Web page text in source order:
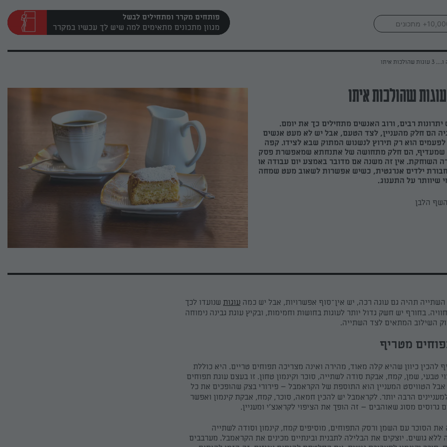
פותחים מקרר ומתחילים לבשל
שהולכות איתו
רבים, ורוב האנשים מתחילים כך את יומם.
הם חלק מהעניין, לצד הטעם, אבל יש לא מעט אנשים
הוא רק תירוץ לנשנוש המתוק שבא לצידו. קפה
שמעדיף, הם חלק מתחושה של אתנחתא שמאפשרת פסק
השוחקת. אין זה משנה אם מדובר באמצע יום עבודה או
ילדים אנרגטית, כשיש אפשרות לשאוב מעט שמחה
שיוותר על התענוג.
הלבן
תהיה גם עוגה רכה, יש אין־סוף אפשרויות, אבל יש כמה עוגות שנועדו לכך
בחורף יש חשק גדול יותר לעוגות בחושות וחמימות, ובקיץ עוגת גבינה נימוחה
השילוב המתאים לצד השתייה.
מטריף
להכין כיוון שהיא קלה מאוד, מהירה ואינה מצריכה תפוחים טריים. היא כוללת
טבעי, שמן, קמח, אבקת סודה לשתייה, סוכר וקינמון טחון. זו בעצם עוגת תפוחים
הטוויסט המעניין הוא התוספת של הקראמבל – פירורי בצק שהופכים את כל
הרבה יותר. לקראמבל יש להכין חמאה, סוכר, קמח, אבקת קינמון ואפשר
ם גרוסים מסוג שאוהבים – זה הופך את הציפוי לקראנצ'י ומעניין.
את הסוכר עם השמן ורסק התפוחים, מוסיפים קמח, קינמון וסודה לשתייה
ללא גושים. יוצקים את הבלילה לתבנית ובינתיים מכינים את הקראמבל. מערבבים